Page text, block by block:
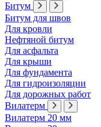
Битум
Битум для швов
Для кровли
Нефтяной битум
Для асфальта
Для крыши
Для фундамента
Для гидроизоляции
Для дорожных работ
Вилатерм
Вилатерм 20 мм